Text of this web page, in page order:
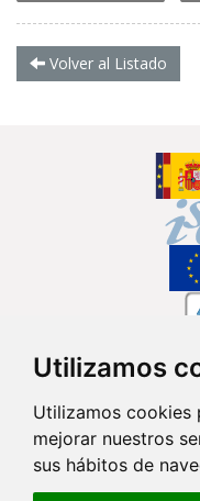
Utilizamos
Utilizamos cookies
mejorar nuestros
sus hábitos de
Volver al Listado
Av. Monforte de Lemos,